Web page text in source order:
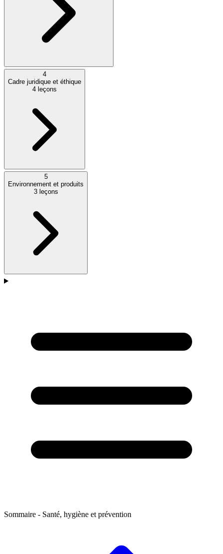
4
Cadre juridique et éthique
4 leçons
5
Environnement et produits
3leçons
Sommaire - Santé, hygiène et prévention